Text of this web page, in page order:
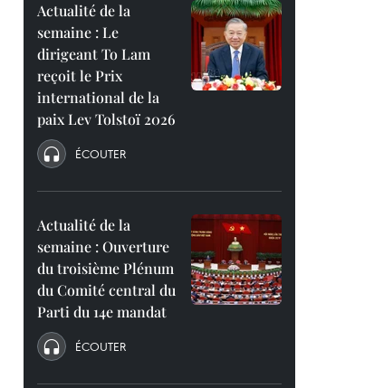
Actualité de la
semaine : Le
dirigeant To Lam
reçoit le Prix
international de la
paix Lev Tolstoï 2026
ÉCOUTER
Actualité de la
semaine : Ouverture
du troisième Plénum
du Comité central du
Parti du 14e mandat
ÉCOUTER